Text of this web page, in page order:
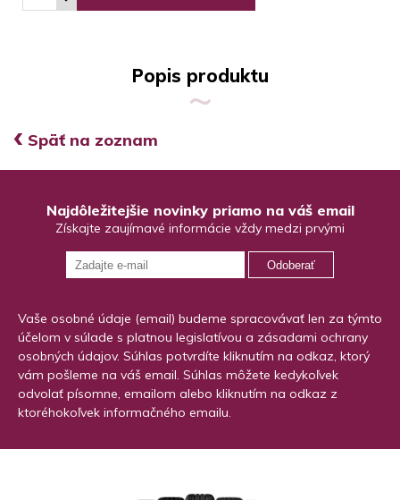
Popis produktu
‹ Späť na zoznam
Najdôležitejšie novinky priamo na váš email
Získajte zaujímavé informácie vždy medzi prvými
Odoberať
Vaše osobné údaje (email) budeme spracovávať len za týmto
účelom v súlade s platnou legislatívou a zásadami ochrany
osobných údajov. Súhlas potvrdíte kliknutím na odkaz, ktorý
vám pošleme na váš email. Súhlas môžete kedykoľvek
odvolať písomne, emailom alebo kliknutím na odkaz z
ktoréhokoľvek informačného emailu.